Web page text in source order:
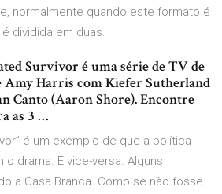
normalmente quando este formato é
dividida em duas.
Survivor é uma série de TV de
Amy Harris com Kiefer Sutherland
Canto (Aaron Shore). Encontre
as 3 …
é um exemplo de que a política
drama. E vice-versa. Alguns
a Casa Branca. Como se não fosse